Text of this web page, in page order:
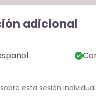
adicional
esta sesión